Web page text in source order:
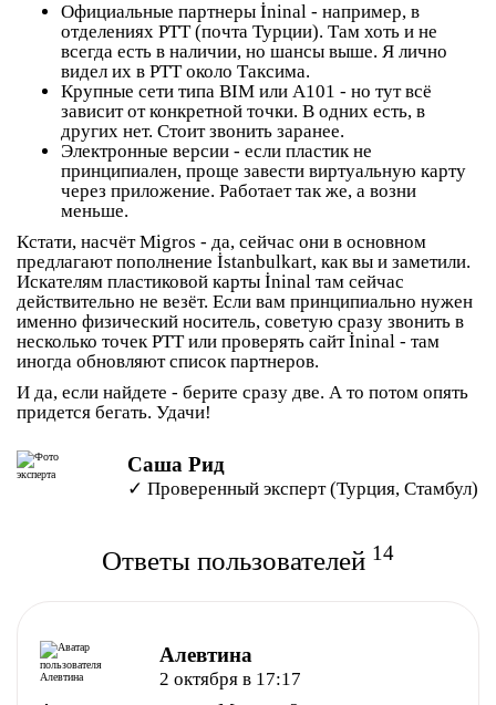
Официальные партнеры İninal - например, в
отделениях PTT (почта Турции). Там хоть и не
всегда есть в наличии, но шансы выше. Я лично
видел их в PTT около Таксима.
Крупные сети типа BIM или A101 - но тут всё
зависит от конкретной точки. В одних есть, в
других нет. Стоит звонить заранее.
Электронные версии - если пластик не
принципиален, проще завести виртуальную карту
через приложение. Работает так же, а возни
меньше.
Кстати, насчёт Migros - да, сейчас они в основном
предлагают пополнение İstanbulkart, как вы и заметили.
Искателям пластиковой карты İninal там сейчас
действительно не везёт. Если вам принципиально нужен
именно физический носитель, советую сразу звонить в
несколько точек PTT или проверять сайт İninal - там
иногда обновляют список партнеров.
И да, если найдете - берите сразу две. А то потом опять
придется бегать. Удачи!
Саша Рид
✓ Проверенный эксперт (Турция, Стамбул)
Ответы пользователей 14
Алевтина
2 октября в 17:17